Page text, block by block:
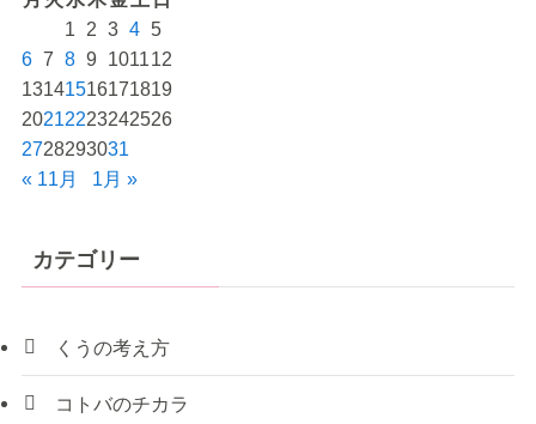
1
2 3 4 5
6 7 8 9 101112
13141516171819
20212223242526
2728293031
« 11月
1月 »
カテゴリー
くうの考え方
コトバのチカラ